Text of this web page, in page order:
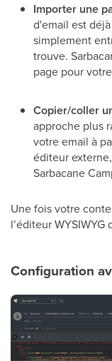
Importer une
d'email est
simplement
trouve.
page pour
Copier/coller
approche plus
votre email à
éditeur
Sarbacane
Une fois votre
l’éditeur WYSIWYG
Configuration